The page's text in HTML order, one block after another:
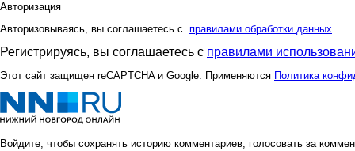
Авторизация
Авторизовываясь, вы соглашаетесь с правилами обработки данных
Регистрируясь, вы соглашаетесь с правилами
Этот сайт защищен reCAPTCHA и Google. Применяются Политика
Войдите, чтобы сохранять историю комментариев, голосовать за